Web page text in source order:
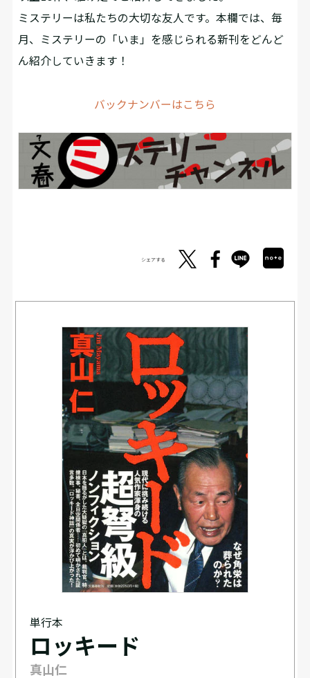
ミステリーは私たちの大切な友人です。本欄では、毎
月、ミステリーの「いま」を感じられる新刊をどんど
ん紹介していきます！
バックナンバーはこちら
シェアする
単行本
ロッキード
真山仁